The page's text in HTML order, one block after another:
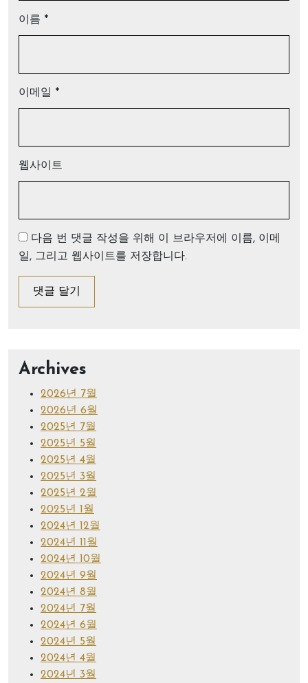
이름 *
이메일 *
웹사이트
다음 번 댓글 작성을 위해 이 브라우저에 이름, 이메
일, 그리고 웹사이트를 저장합니다.
Archives
2026년 7월
2026년 6월
2025년 7월
2025년 5월
2025년 4월
2025년 3월
2025년 2월
2025년 1월
2024년 12월
2024년 11월
2024년 10월
2024년 9월
2024년 8월
2024년 7월
2024년 6월
2024년 5월
2024년 4월
2024년 3월